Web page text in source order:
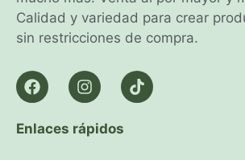
Calidad y variedad para crear
sin restricciones de compra.
Enlaces rápidos